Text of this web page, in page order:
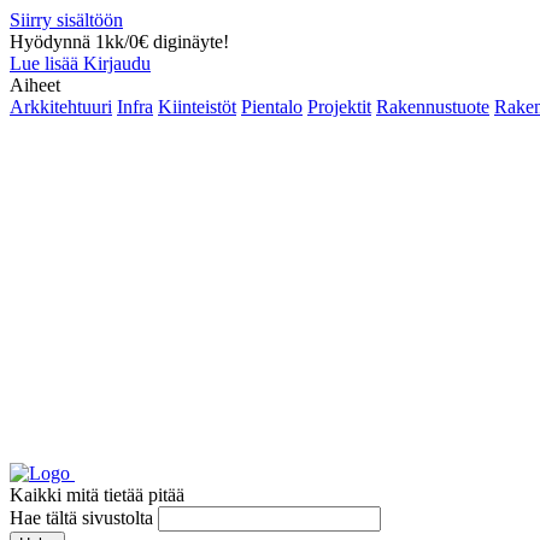
Siirry sisältöön
Hyödynnä 1kk/0€ diginäyte!
Lue lisää Kirjaudu
Aiheet
Arkkitehtuuri Infra Kiinteistöt Pientalo Projektit Rakennustuote
Kaikki mitä tietää pitää
Hae tältä sivustolta